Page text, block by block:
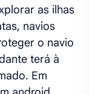
as ilhas
navios
o navio
terá à
Em